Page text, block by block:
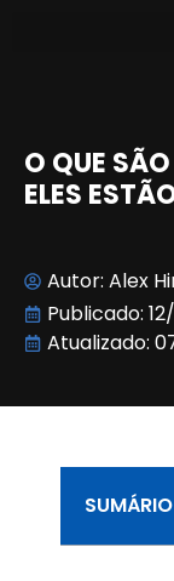
O QUE
ELES
Autor: Alex
Publicado:
Atualizado:
SUMÁRIO